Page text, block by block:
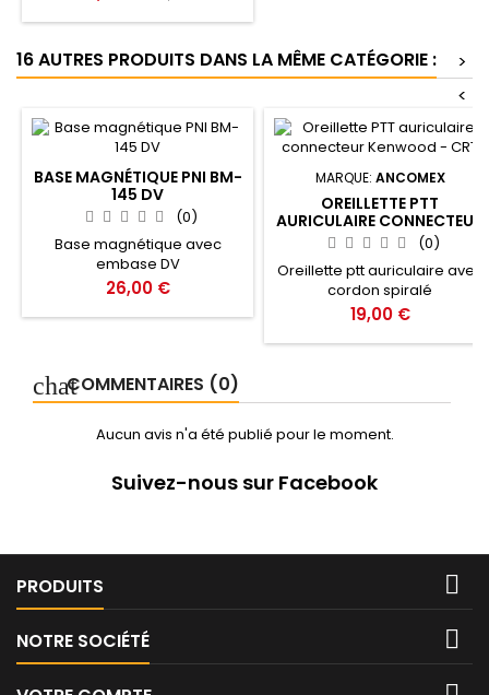
de
base
16 AUTRES PRODUITS DANS LA MÊME CATÉGORIE :
>
<
BASE MAGNÉTIQUE PNI BM-
145 DV
(0)
Base magnétique avec
embase DV
Prix
26,00 €
MARQUE: ANCOMEX
OREILLETTE PTT
AURICULAIRE CONNECTEUR
KENWOOD - CRT
(0)
Oreillette ptt auriculaire avec
cordon spiralé
Prix
19,00 €
COMMENTAIRES (0)
Aucun avis n'a été publié pour le moment.
Suivez-nous sur Facebook
PRODUITS 
NOTRE SOCIÉTÉ 